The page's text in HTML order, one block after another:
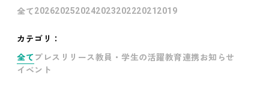
全て202620252024202320222021 2019
カテゴリ：
全て プレスリリース教員・学生の活躍教育連携お知らせ
イベント